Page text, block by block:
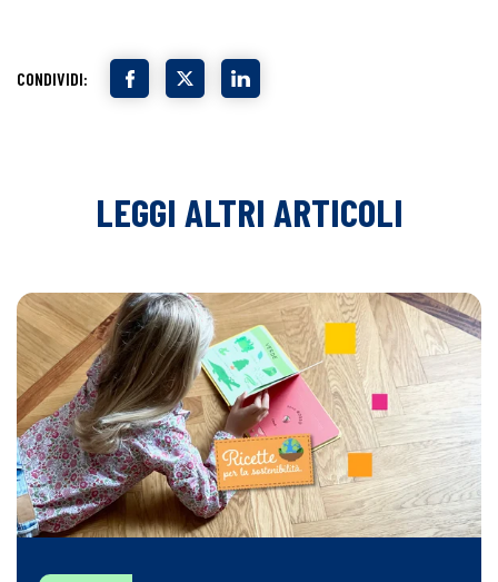
CONDIVIDI:
LEGGI ALTRI ARTICOLI